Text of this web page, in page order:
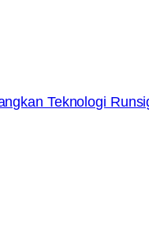
Teknologi